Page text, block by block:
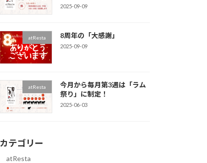
2025-09-09
atResta 8周年の「大感謝」
2025-09-09
atResta
今月から毎月第3週は「ラム
祭り」に制定！
2025-06-03
カテゴリー
atResta